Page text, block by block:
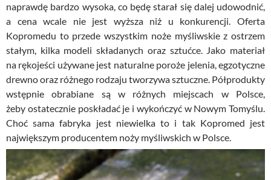
naprawdę bardzo wysoka, co będę starał się dalej udowodnić,
a cena wcale nie jest wyższa niż u konkurencji. Oferta
Kopromedu to przede wszystkim noże myśliwskie z ostrzem
stałym, kilka modeli składanych oraz sztućce. Jako materiał
na rękojeści używane jest naturalne poroże jelenia, egzotyczne
drewno oraz różnego rodzaju tworzywa sztuczne. Półprodukty
wstępnie obrabiane są w różnych miejscach w Polsce,
żeby ostatecznie poskładać je i wykończyć w Nowym Tomyślu.
Choć sama fabryka jest niewielka to i tak Kopromed jest
największym producentem noży myśliwskich w Polsce.